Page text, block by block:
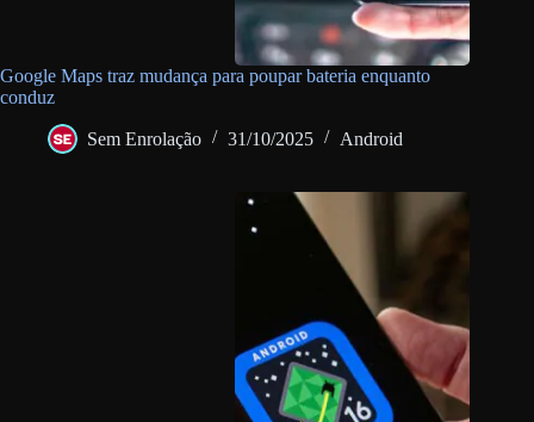
Google Maps traz mudança para poupar bateria enquanto
conduz
Sem Enrolação 31/10/2025 Android